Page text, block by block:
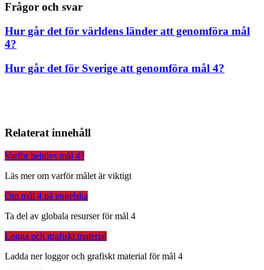
Frågor och svar
Hur går det för världens länder att genomföra mål
4?
Hur går det för Sverige att genomföra mål 4?
Relaterat innehåll
Varför behövs mål 4?
Läs mer om varför målet är viktigt
Om mål 4 på engelska
Ta del av globala resurser för mål 4
Logga och grafiskt material
Ladda ner loggor och grafiskt material för mål 4